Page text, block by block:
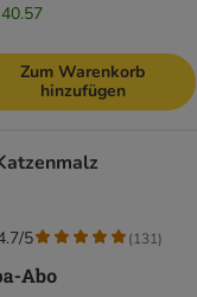
Zum Warenkorb
hinzufügen
5 (131)